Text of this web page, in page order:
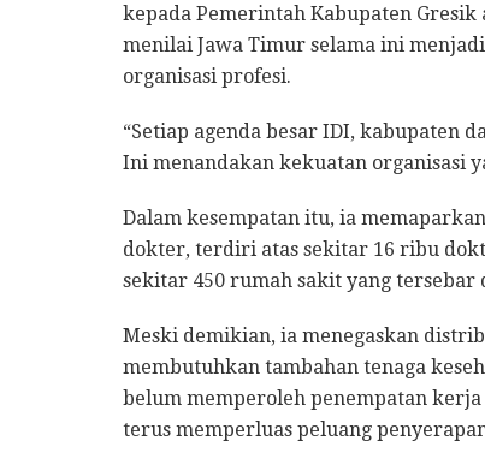
kepada Pemerintah Kabupaten
menilai Jawa Timur selama ini
organisasi profesi.
“Setiap agenda besar IDI, kabupaten
Ini menandakan kekuatan organisasi
Dalam kesempatan itu, ia
dokter, terdiri atas sekitar 16 ribu
sekitar 450 rumah sakit yang tersebar
Meski demikian, ia menegaskan
membutuhkan tambahan tenaga
belum memperoleh penempatan
terus memperluas peluang